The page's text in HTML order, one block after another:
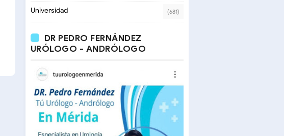
Universidad (681)
DR PEDRO FERNÁNDEZ
URÓLOGO - ANDRÓLOGO